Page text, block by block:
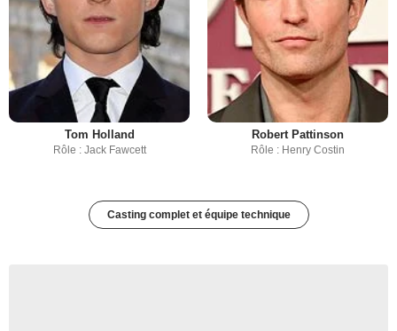
Tom Holland
Rôle : Jack Fawcett
Robert Pattinson
Rôle : Henry Costin
Casting complet et équipe technique